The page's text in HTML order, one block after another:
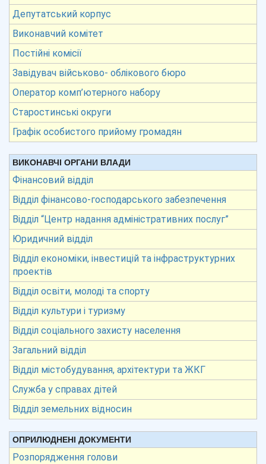
Депутатський корпус
Виконавчий комітет
Постійні комісії
Завідувач військово- облікового бюро
Оператор комп’ютерного набору
Старостинські округи
Графік особистого прийому громадян
ВИКОНАВЧІ ОРГАНИ ВЛАДИ
Фінансовий відділ
Відділ фінансово-господарського забезпечення
Відділ “Центр надання адміністративних послуг”
Юридичний відділ
Відділ економіки, інвестицій та інфраструктурних
проектів
Відділ освіти, молоді та спорту
Відділ культури і туризму
Відділ соціального захисту населення
Загальний відділ
Відділ містобудування, архітектури та ЖКГ
Служба у справах дітей
Відділ земельних відносин
ОПРИЛЮДНЕНІ ДОКУМЕНТИ
Розпорядження голови